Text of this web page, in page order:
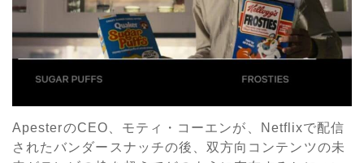
ApesterのCEO、モティ・コーエンが、Netflixで配信
されたバンダースナッチの後、双方向コンテンツの未